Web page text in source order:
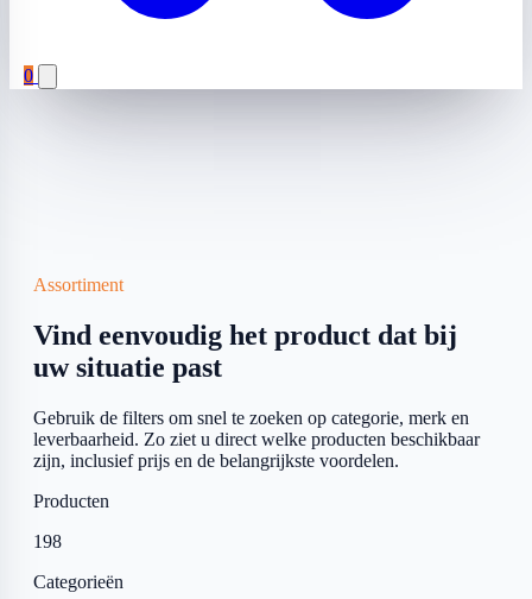
0
Assortiment
Vind eenvoudig het product dat bij
uw situatie past
Gebruik de filters om snel te zoeken op categorie, merk en
leverbaarheid. Zo ziet u direct welke producten beschikbaar
zijn, inclusief prijs en de belangrijkste voordelen.
Producten
198
Categorieën